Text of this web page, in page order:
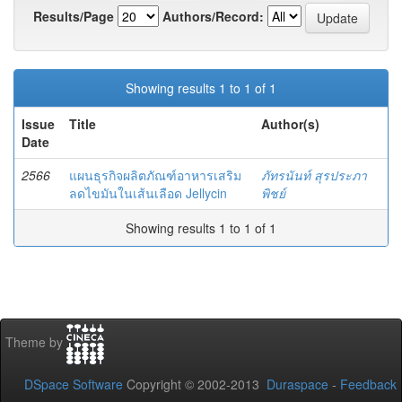
Results/Page
Authors/Record:
Showing results 1 to 1 of 1
Issue
Date
Title Author(s)
2566
แผนธุรกิจผลิตภัณฑ์อาหารเสริม
ลดไขมันในเส้นเลือด Jellycin
ภัทรนันท์ สุรประภา
พิชย์
Showing results 1 to 1 of 1
Theme by
DSpace Software Copyright © 2002-2013 Duraspace - Feedback